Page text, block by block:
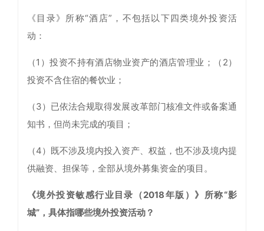
《目录》所称“酒店”，不包括以下四类境外投资活
动：
（1）投资不持有酒店物业资产的酒店管理业；（2）
投资不含住宿的餐饮业；
（3）已依法合规取得发展改革部门核准文件或备案通
知书，但尚未完成的项目；
（4）既不涉及境内投入资产、权益，也不涉及境内提
供融资、担保等，全部从境外募集资金的项目。
《境外投资敏感行业目录（2018年版）》所称“影
城”，具体指哪些境外投资活动？